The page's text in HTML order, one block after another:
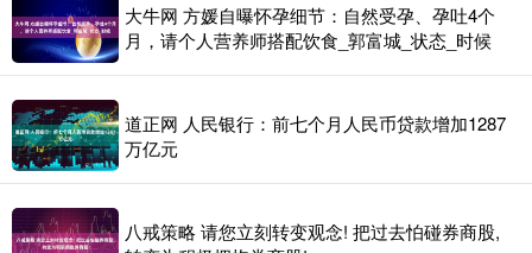
大牛网 方媛自曝怀孕细节：自然受孕、孕吐4个
月，请个人营养师搭配饮食_郭富城_状态_时候
道正网 人民银行：前七个月人民币贷款增加1287
万亿元
八戒策略 请您立刻转变观念! 把过去怕碰券商股,